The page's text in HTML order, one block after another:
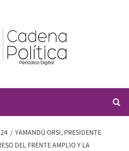
24
YAMANDÚ ORSI, PRESIDENTE
DEL FRENTE AMPLIO Y LA